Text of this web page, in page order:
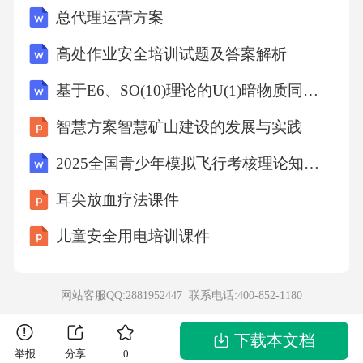
总代理运营方案
高处作业安全培训试题及答案解析
基于E6、SO(10)理论的U(1)暗物质同位旋破坏模型解析与探究
智慧方案智慧矿山建设的发展与实践
2025全国青少年模拟飞行考核理论知识题库50题及答案
耳尖放血疗法课件
儿童安全用电培训课件
网站客服QQ:2881952447 联系电话:400-852-1180
举报 分享 0
下载本文档